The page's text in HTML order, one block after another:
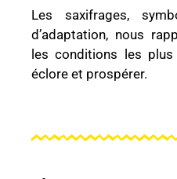
Les saxifrages,
d’adaptation, nous
les conditions les
éclore et prospérer.